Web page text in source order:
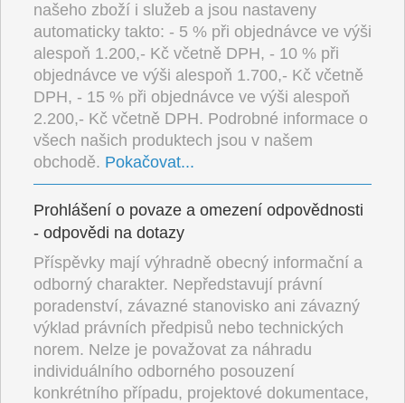
našeho zboží i služeb a jsou nastaveny
automaticky takto: - 5 % při objednávce ve výši
alespoň 1.200,- Kč včetně DPH, - 10 % při
objednávce ve výši alespoň 1.700,- Kč včetně
DPH, - 15 % při objednávce ve výši alespoň
2.200,- Kč včetně DPH. Podrobné informace o
všech našich produktech jsou v našem
obchodě. Pokačovat...
Prohlášení o povaze a omezení odpovědnosti
- odpovědi na dotazy
Příspěvky mají výhradně obecný informační a
odborný charakter. Nepředstavují právní
poradenství, závazné stanovisko ani závazný
výklad právních předpisů nebo technických
norem. Nelze je považovat za náhradu
individuálního odborného posouzení
konkrétního případu, projektové dokumentace,